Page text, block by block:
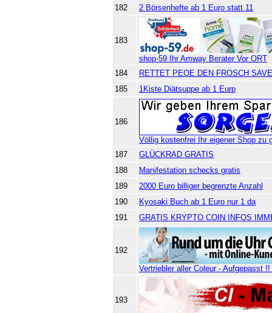
182
2 Börsenhefte ab 1 Euro statt 11
183
shop-59 Ihr Amway Berater Vor ORT
184
RETTET PEOE DEN FROSCH
185
1Kiste Diätsuppe ab 1 Eurp
186
Völlig kostenfrei Ihr eigener Shop zu
187
GLÜCKRAD GRATIS
188
Manifestation schecks gratis
189
2000 Euro billiger begrenzte Anzahl
190
Kyosaki Buch ab 1 Euro nur 1 da
191
GRATIS KRYPTO COIN INFOS
192
Vertriebler aller Coleur - Aufgepasst
193